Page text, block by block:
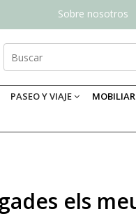
Sobre nosotros
PASEO Y VIAJE
els